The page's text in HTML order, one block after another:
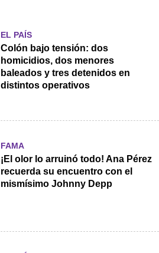
EL PAÍS
Colón bajo tensión: dos
homicidios, dos menores
baleados y tres detenidos en
distintos operativos
FAMA
¡El olor lo arruinó todo! Ana Pérez
recuerda su encuentro con el
mismísimo Johnny Depp